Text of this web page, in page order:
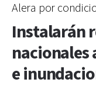
Alera por
Instalarán
nacionales
e